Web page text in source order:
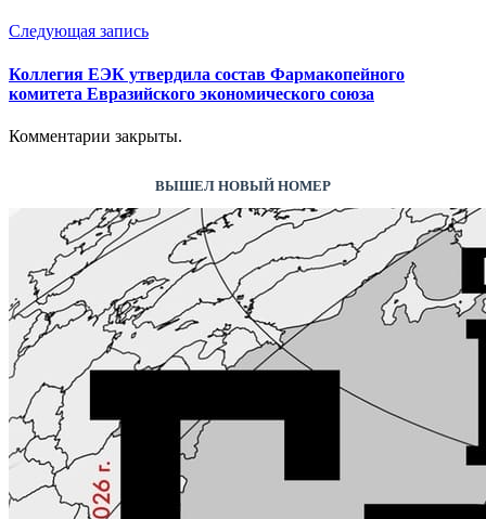
Следующая запись
Коллегия ЕЭК утвердила состав Фармакопейного
комитета Евразийского экономического союза
Комментарии закрыты.
ВЫШЕЛ НОВЫЙ НОМЕР